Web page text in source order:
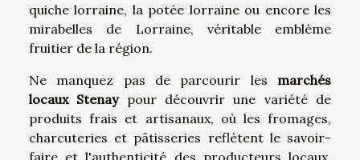
quiche lorraine, la potée lorraine ou encore les
mirabelles de Lorraine, véritable emblème
fruitier de la région.
Ne manquez pas de parcourir les marchés
locaux Stenaypour découvrir une variété de
produits frais et artisanaux, où les fromages,
charcuteries et pâtisseries reflètent le savoir-
faire et l'authenticité des producteurs locaux.